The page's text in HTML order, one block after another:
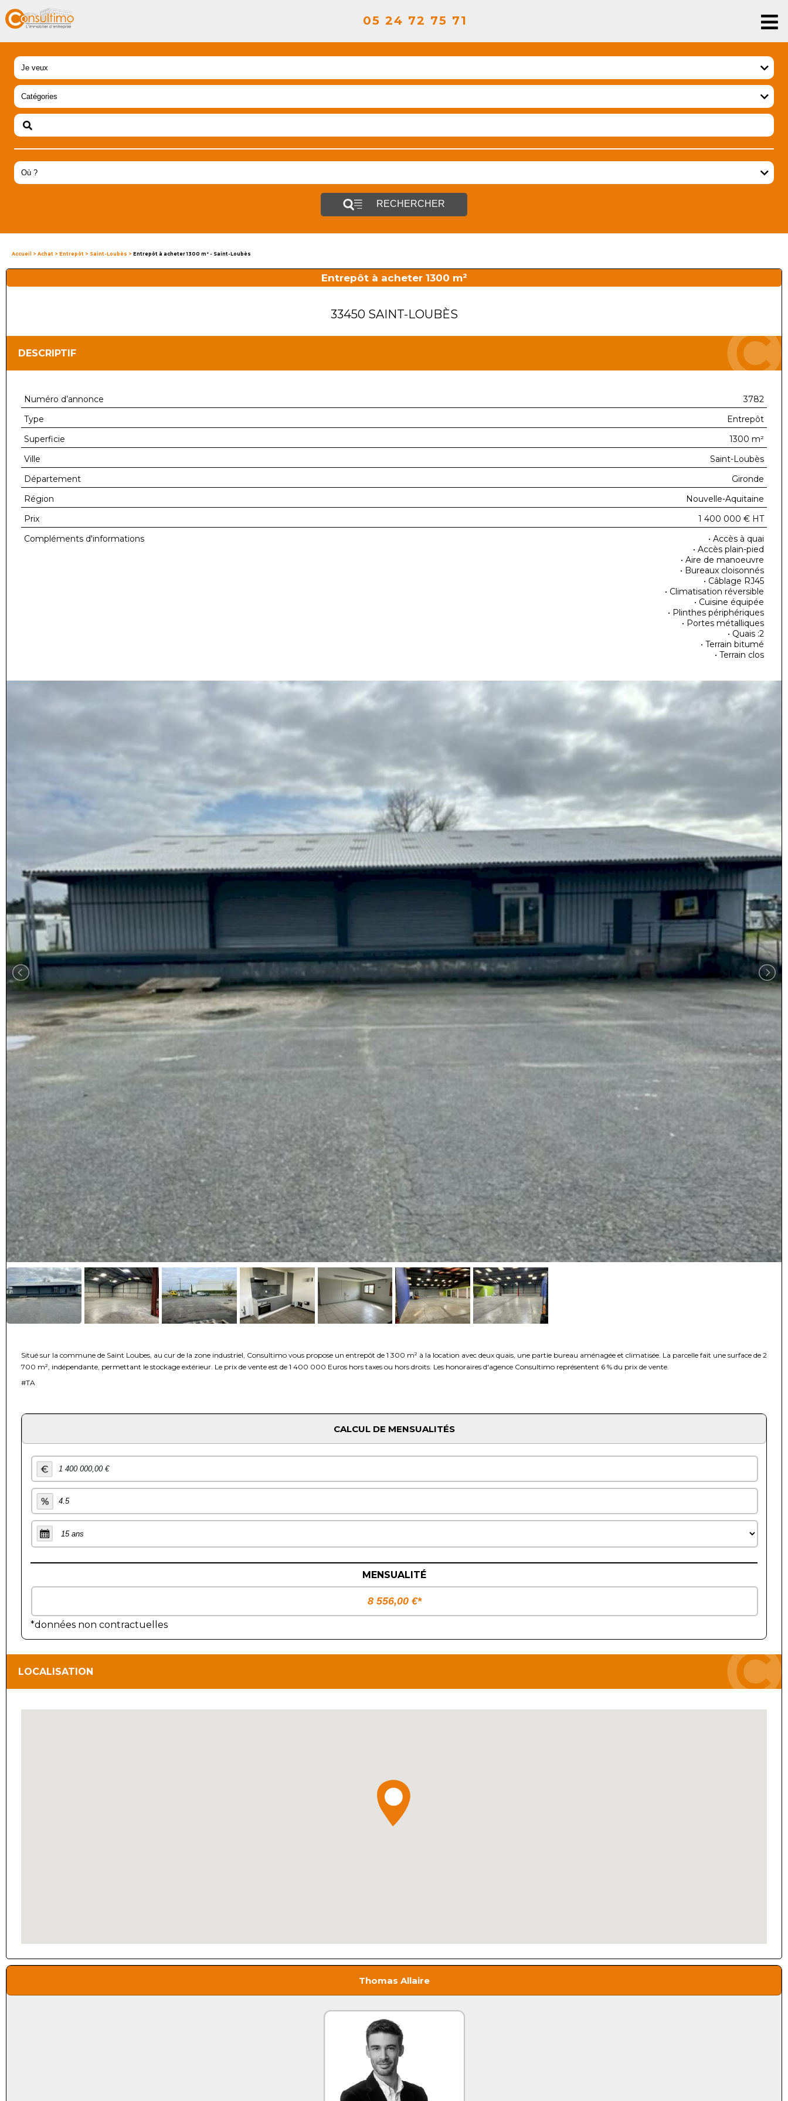
05 24 72 75 71
RECHERCHER
Accueil > Achat > Entrepôt > Saint-Loubès > Entrepôt à acheter 1300 m² - Saint-Loubès
Entrepôt à acheter 1300 m²
33450 SAINT-LOUBÈS
DESCRIPTIF
Numéro d’annonce
3782
Type
Entrepôt
Superficie
1300 m²
Ville
Saint-Loubès
Département
Gironde
Région
Nouvelle-Aquitaine
Prix
1 400 000 € HT
Compléments d'informations
• Accès à quai
• Accès plain-pied
• Aire de manoeuvre
• Bureaux cloisonnés
• Câblage RJ45
• Climatisation réversible
• Cuisine équipée
• Plinthes périphériques
• Portes métalliques
• Quais :2
• Terrain bitumé
• Terrain clos
Situé sur la commune de Saint Loubes, au cur de la zone industriel, Consultimo vous propose un entrepôt de 1 300 m² à la location avec deux quais, une partie bureau aménagée et climatisée. La parcelle fait une surface de 2
700 m², indépendante, permettant le stockage extérieur. Le prix de vente est de 1 400 000 Euros hors taxes ou hors droits. Les honoraires d'agence Consultimo représentent 6 % du prix de vente.
#TA
CALCUL DE MENSUALITÉS
MENSUALITÉ
*données non contractuelles
LOCALISATION
Thomas Allaire